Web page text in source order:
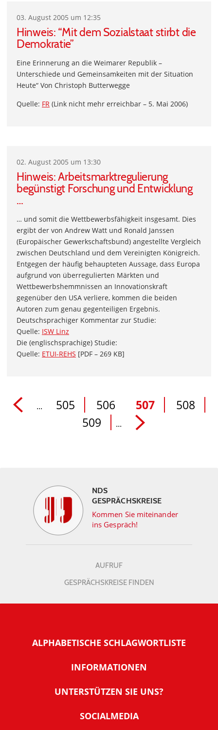
03. August 2005 um 12:35
Hinweis: “Mit dem Sozialstaat stirbt die
Demokratie”
Eine Erinnerung an die Weimarer Republik –
Unterschiede und Gemeinsamkeiten mit der Situation
Heute“ Von Christoph Butterwegge
Quelle: FR (Link nicht mehr erreichbar – 5. Mai 2006)
02. August 2005 um 13:30
Hinweis: Arbeitsmarktregulierung
begünstigt Forschung und Entwicklung
…
… und somit die Wettbewerbsfähigkeit insgesamt. Dies
ergibt der von Andrew Watt und Ronald Janssen
(Europäischer Gewerkschaftsbund) angestellte Vergleich
zwischen Deutschland und dem Vereinigten Königreich.
Entgegen der häufig behaupteten Aussage, dass Europa
aufgrund von überregulierten Märkten und
Wettbewerbshemmnissen an Innovationskraft
gegenüber den USA verliere, kommen die beiden
Autoren zum genau gegenteiligen Ergebnis.
Deutschsprachiger Kommentar zur Studie:
Quelle: ISW Linz
Die (englischsprachige) Studie:
Quelle: ETUI-REHS [PDF – 269 KB]
... 505 506 507
508
509
...
NDS
GESPRÄCHSKREISE
Kommen Sie miteinander
ins Gespräch!
AUFRUF
GESPRÄCHSKREISE FINDEN
ALPHABETISCHE SCHLAGWORTLISTE
INFORMATIONEN
Warum NachDenkSeiten
Tipps zur Nutzung der NachDenkSeiten
UNTERSTÜTZEN SIE UNS?
SOCIALMEDIA